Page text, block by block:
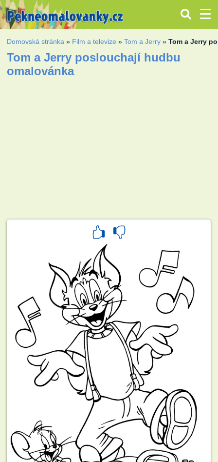
Domovská stránka » Film a televize »Tom a Jerry »Tom a Jerry
Tom a Jerry poslouchají hudbu
omalovánka